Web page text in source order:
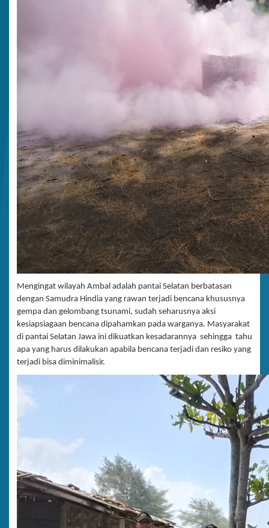
Mengingat wilayah Ambal adalah pantai Selatan berbatasan
dengan Samudra Hindia yang rawan terjadi bencana khususnya
gempa dan gelombang tsunami, sudah seharusnya aksi
kesiapsiagaan bencana dipahamkan pada warganya. Masyarakat
di pantai Selatan Jawa ini dikuatkan kesadarannya sehingga tahu
apa yang harus dilakukan apabila bencana terjadi dan resiko yang
terjadi bisa diminimalisir.